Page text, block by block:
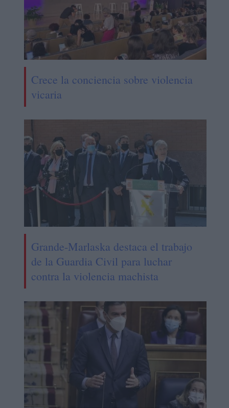
Crece la conciencia sobre violencia
vicaria
Grande-Marlaska destaca el trabajo
de la Guardia Civil para luchar
contra la violencia machista